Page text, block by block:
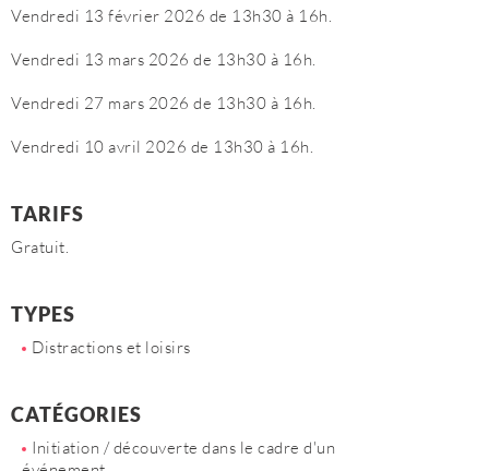
Vendredi 13 février 2026 de 13h30 à 16h.
Vendredi 13 mars 2026 de 13h30 à 16h.
Vendredi 27 mars 2026 de 13h30 à 16h.
Vendredi 10 avril 2026 de 13h30 à 16h.
TARIFS
Gratuit.
TYPES
Distractions et loisirs
CATÉGORIES
Initiation / découverte dans le cadre d'un